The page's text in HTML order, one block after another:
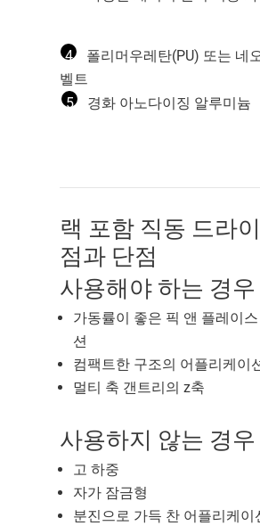
4
폴리머우레탄(PU) 또는 네
벨트
5
경화 아노다이징 알루미늄
랙 포함 직동 드라
점과 단점
사용해야 하는 경우
가동률이 좋은 픽 앤 플레이
션
컴팩트한 구조의 어플리케이
멀티 축 갠트리의 z축
사용하지 않는 경우
고 하중
자가 잠금형
분진으로 가득 찬 어플리케이